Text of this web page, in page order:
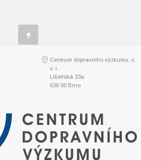
Centrum dopravního výzkumu, v.
v. i.
Líšeňská 33a
636 00 Brno